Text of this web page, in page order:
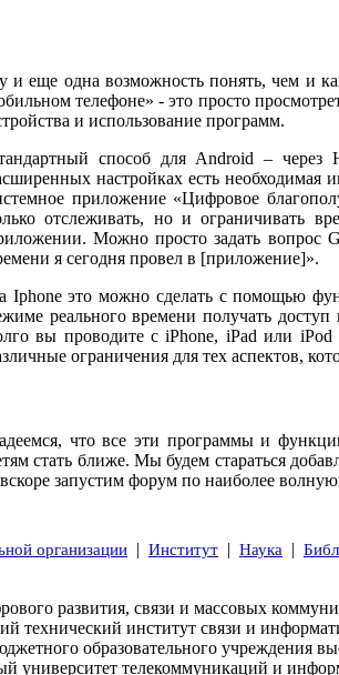
и еще одна возможность понять, чем и
телефоне» - это просто
и использование программ.
способ для Android – через
настройках есть необходимая
приложение «Цифровое
отслеживать, но и ограничивать
Можно просто задать вопрос
я сегодня провел в [приложение]».
Iphone это можно сделать с помощью
реального времени получать
вы проводите сiPhone, iPadили iPod
ограничения для тех аспектов,
что все эти программы и
стать ближе. Мы будем стараться
запустим форум по наиболее
организации | Институт | Наука |
развития, связи и массовых
технический институт связи и
образовательного учреждения
университет телекоммуникаций и